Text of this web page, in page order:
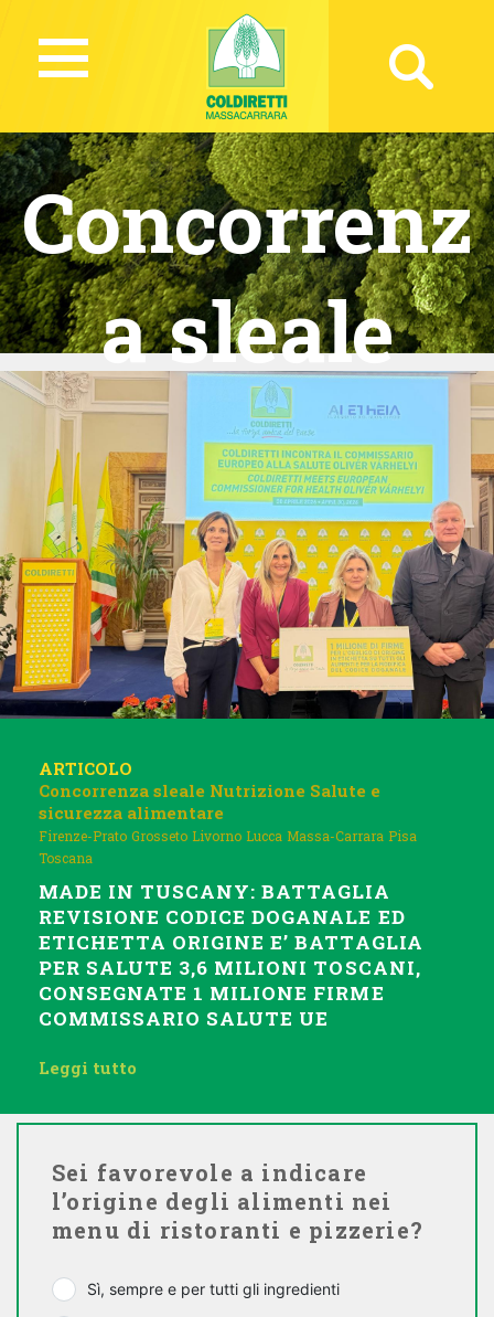
Concorrenz
a sleale
ARTICOLO
Concorrenza sleale Nutrizione Salute e
sicurezza alimentare
Firenze-Prato Grosseto Livorno Lucca Massa-Carrara Pisa
Toscana
MADE IN TUSCANY: BATTAGLIA
REVISIONE CODICE DOGANALE ED
ETICHETTA ORIGINE E’ BATTAGLIA
PER SALUTE 3,6 MILIONI TOSCANI,
CONSEGNATE 1 MILIONE FIRME
COMMISSARIO SALUTE UE
Leggi tutto
Sei favorevole a indicare
l’origine degli alimenti nei
menu di ristoranti e pizzerie?
Sì, sempre e per tutti gli ingredienti